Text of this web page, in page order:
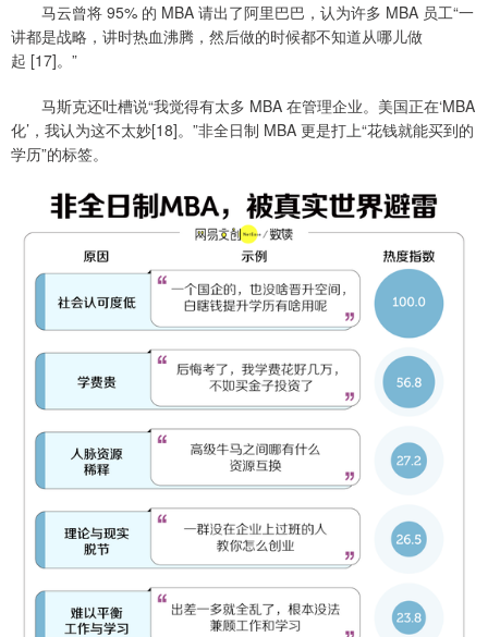
马云曾将 95% 的 MBA 请出了阿里巴巴，认为许多 MBA 员工“一
讲都是战略，讲时热血沸腾，然后做的时候都不知道从哪儿做
起 [17]。”
马斯克还吐槽说“我觉得有太多 MBA 在管理企业。美国正在‘MBA
化’，我认为这不太妙[18]。”非全日制 MBA 更是打上“花钱就能买到的
学历”的标签。